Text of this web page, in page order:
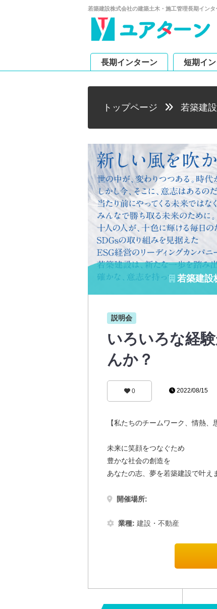
若築建設株式会社の建築土木・施工管理長期イン
長期インターン 短期イ
トップページ 若築建
若築建設
説明会
いろいろな経
んか？
0 2022/08/15
【私たちのチームワーク、情熱
未来に笑顔をつなぐため
豊かな社会の創造を
あなたの志、夢を若築建設で叶え
開催場所:
業種: 建設・不動産